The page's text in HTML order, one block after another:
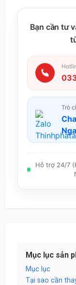
Bạn cần tư
Trò
Hỗ trợ 24/7
Mục lục sản
Mục lục
Tại sao cần